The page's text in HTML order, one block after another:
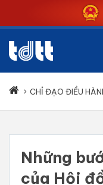
CHỈ ĐẠO ĐIỀU
Những
của Hội